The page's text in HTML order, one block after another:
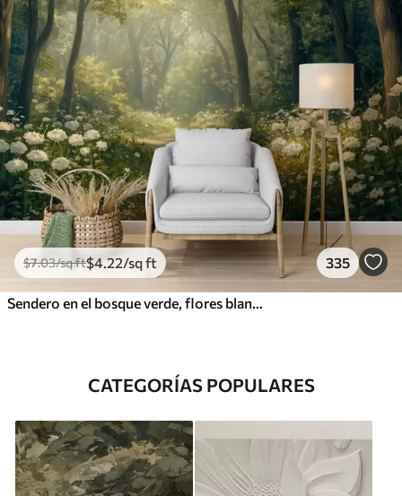
$7.03/sq ft$4.22/sq ft 335
CATEGORÍAS POPULARES